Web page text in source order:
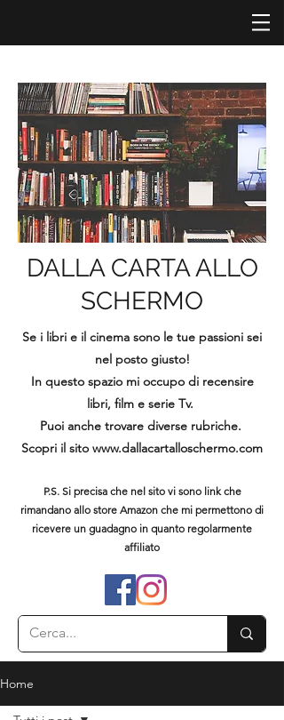
DALLA CARTA ALLO
SCHERMO
Se i libri e il cinema sono le tue passioni sei
nel posto giusto!
In questo spazio mi occupo di recensire
libri, film e serie Tv.
Puoi anche trovare diverse rubriche.
Scopri il sito www.dallacartalloschermo.com
P.S. Si precisa che nel sito vi sono link che
rimandano allo store Amazon che mi permettono di
ricevere un guadagno in quanto regolarmente
affiliato
Home